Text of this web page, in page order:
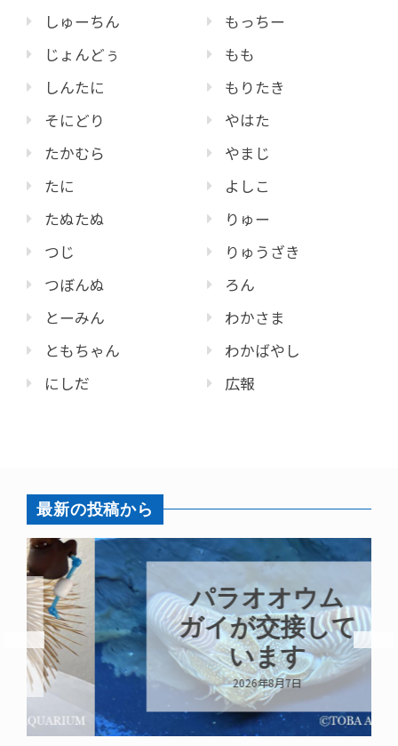
しゅーちん
じょんどぅ
しんたに
そにどり
たかむら
たに
たぬたぬ
つじ
つぼんぬ
とーみん
ともちゃん
にしだ
もっちー
もも
もりたき
やはた
やまじ
よしこ
りゅー
りゅうざき
ろん
わかさま
わかばやし
広報
最新の投稿から
パラオオウム
ガイが交接して
います
2026年8月7日